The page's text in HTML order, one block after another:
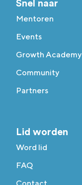
Snel naar
Mentoren
Events
Growth Academy
Community
Partners
Lid worden
Word lid
FAQ